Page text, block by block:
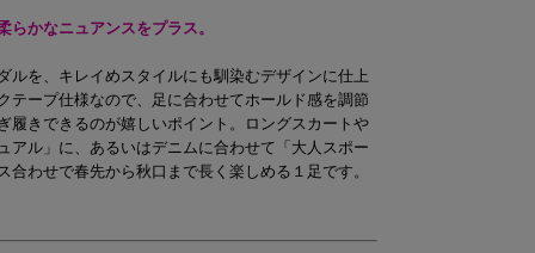
かなニュアンスをプラス。
ルを、キレイめスタイルにも馴染むデザインに仕上
テープ仕様なので、足に合わせてホールド感を調節
履きできるのが嬉しいポイント。ロングスカートや
アル」に、あるいはデニムに合わせて「大人スポー
わせで春先から秋口まで長く楽しめる１足です。